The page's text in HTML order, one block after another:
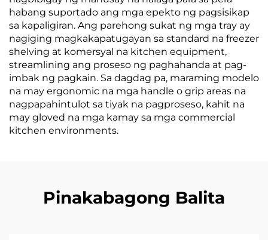
habang suportado ang mga epekto ng pagsisikap
sa kapaligiran. Ang parehong sukat ng mga tray ay
nagiging magkakapatugayan sa standard na freezer
shelving at komersyal na kitchen equipment,
streamlining ang proseso ng paghahanda at pag-
imbak ng pagkain. Sa dagdag pa, maraming modelo
na may ergonomic na mga handle o grip areas na
nagpapahintulot sa tiyak na pagproseso, kahit na
may gloved na mga kamay sa mga commercial
kitchen environments.
Pinakabagong Balita